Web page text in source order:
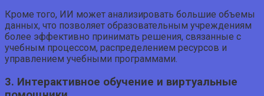
Кроме того, ИИ может анализировать большие объемы
данных, что позволяет образовательным учреждениям
более эффективно принимать решения, связанные с
учебным процессом, распределением ресурсов и
управлением учебными программами.
3. Интерактивное обучение и виртуальные